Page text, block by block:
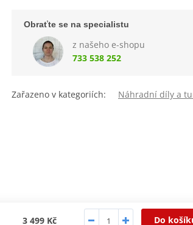
Obraťte se na specialistu
z našeho e-shopu
733 538 252
Zařazeno v kategoriích: Náhradní díly a
3 499 Kč Do